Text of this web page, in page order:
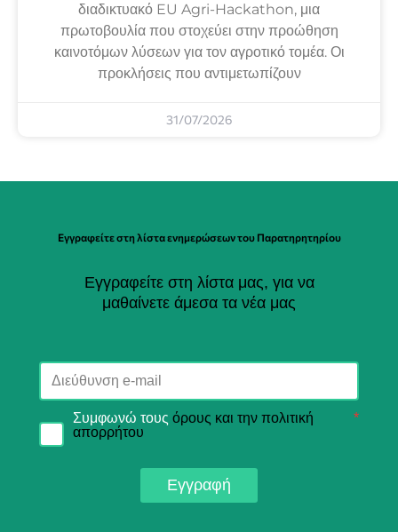
διαδικτυακό EU Agri-Hackathon, μια
πρωτοβουλία που στοχεύει στην προώθηση
καινοτόμων λύσεων για τον αγροτικό τομέα. Οι
προκλήσεις που αντιμετωπίζουν
31/07/2026
Εγγραφείτε στη λίστα ενημερώσεων του Παρατηρητηρίου
Εγγραφείτε στη λίστα μας, για να
μαθαίνετε άμεσα τα νέα μας
Συμφωνώ τους όρους και την πολιτική
απορρήτου
*
Εγγραφή